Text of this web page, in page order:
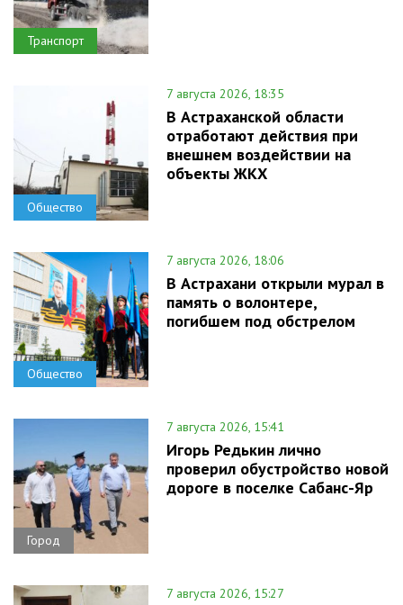
Транспорт
Общество
7 августа 2026, 18:35
В Астраханской области
отработают действия при
внешнем воздействии на
объекты ЖКХ
Общество
7 августа 2026, 18:06
В Астрахани открыли мурал в
память о волонтере,
погибшем под обстрелом
Город
7 августа 2026, 15:41
Игорь Редькин лично
проверил обустройство новой
дороге в поселке Сабанс-Яр
7 августа 2026, 15:27